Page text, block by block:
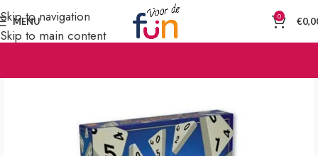
Skip to navigation
Skip to main content
MENU 0 €